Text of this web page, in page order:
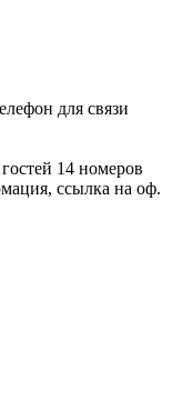
для связи
14 номеров
ссылка на оф.